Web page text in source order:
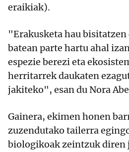
eraikiak).
"Erakusketa hau
batean parte hartu ahal
espezie berezi eta
herritarrek daukaten
jakiteko", esan du Nora
Gainera, ekimen honen
zuzendutako tailerra
biologikoak zeintzuk diren